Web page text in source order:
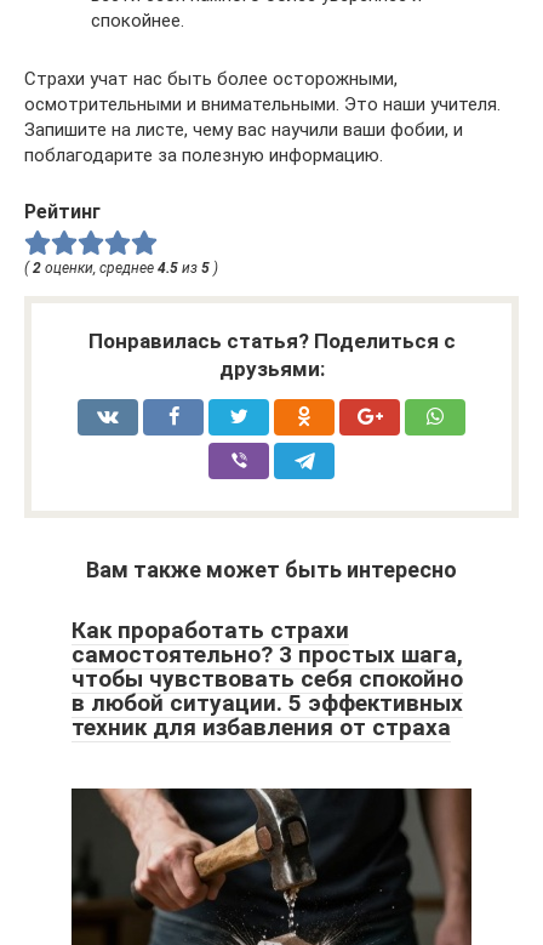
спокойнее.
Страхи учат нас быть более осторожными,
осмотрительными и внимательными. Это наши учителя.
Запишите на листе, чему вас научили ваши фобии, и
поблагодарите за полезную информацию.
Рейтинг
( 2 оценки, среднее 4.5 из 5 )
Понравилась статья? Поделиться с
друзьями:
Вам также может быть интересно
Как проработать страхи
самостоятельно? 3 простых шага,
чтобы чувствовать себя спокойно
в любой ситуации. 5 эффективных
техник для избавления от страха